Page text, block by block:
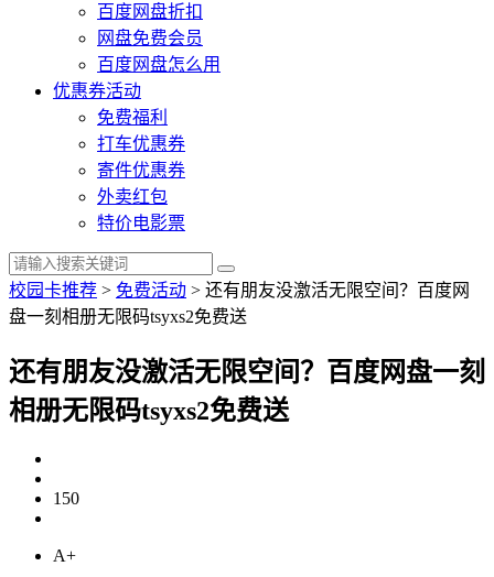
百度网盘折扣
网盘免费会员
百度网盘怎么用
优惠券活动
免费福利
打车优惠券
寄件优惠券
外卖红包
特价电影票
校园卡推荐 > 免费活动 > 还有朋友没激活无限空间？百度网
盘一刻相册无限码tsyxs2免费送
还有朋友没激活无限空间？百度网盘一刻
相册无限码tsyxs2免费送
150
A+